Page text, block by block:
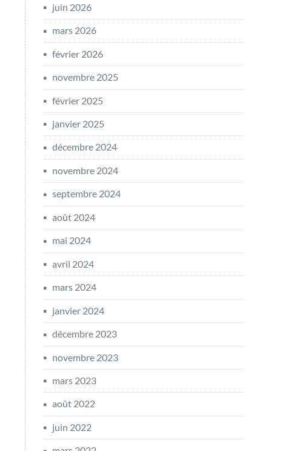
juin 2026
mars 2026
février 2026
novembre 2025
février 2025
janvier 2025
décembre 2024
novembre 2024
septembre 2024
août 2024
mai 2024
avril 2024
mars 2024
janvier 2024
décembre 2023
novembre 2023
mars 2023
août 2022
juin 2022